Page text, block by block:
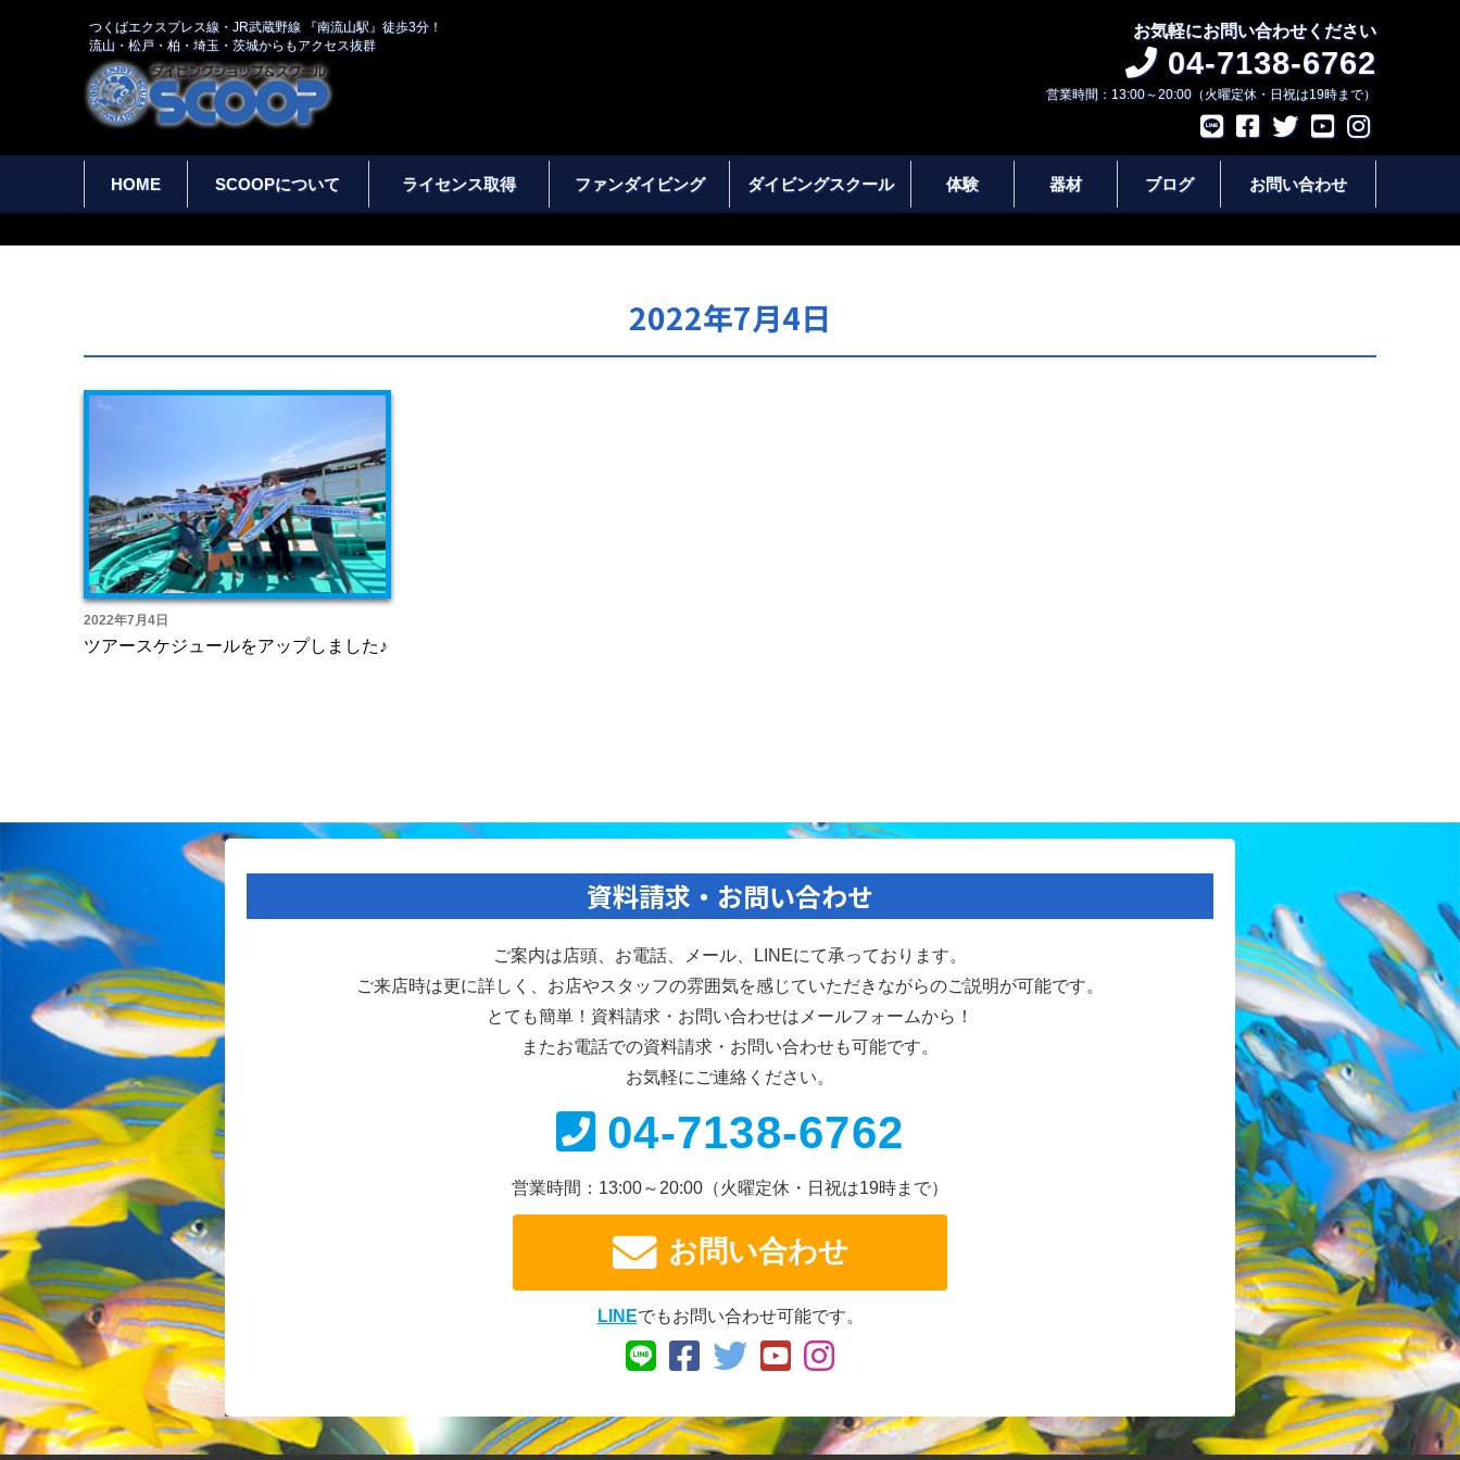
つくばエクスプレス線・JR武蔵野線 『南流山駅』徒歩3分！
流山・松戸・柏・埼玉・茨城からもアクセス抜群
お気軽にお問い合わせください
04-7138-6762
営業時間：13:00～20:00（火曜定休・日祝は19時まで）
HOME SCOOPについて ライセンス取得 ファンダイビング ダイビングスクール 体験 器材 ブログ お問い合わせ
2022年7月4日
2022年7月4日
ツアースケジュールをアップしました♪
資料請求・お問い合わせ
ご案内は店頭、お電話、メール、
LINEにて承っております。
ご来店時は更に詳しく、お店やスタッフの雰囲気を感じていただきながらのご説明が可能です。
とても簡単！資料請求・お問い合わせは メールフォームから！
またお電話での資料請求・ お問い合わせも可能です。
お気軽にご連絡ください。
04-7138-6762
営業時間：13:00～20:00 （火曜定休・日祝は19時まで）
お問い合わせ
LINEでもお問い合わせ可能です。